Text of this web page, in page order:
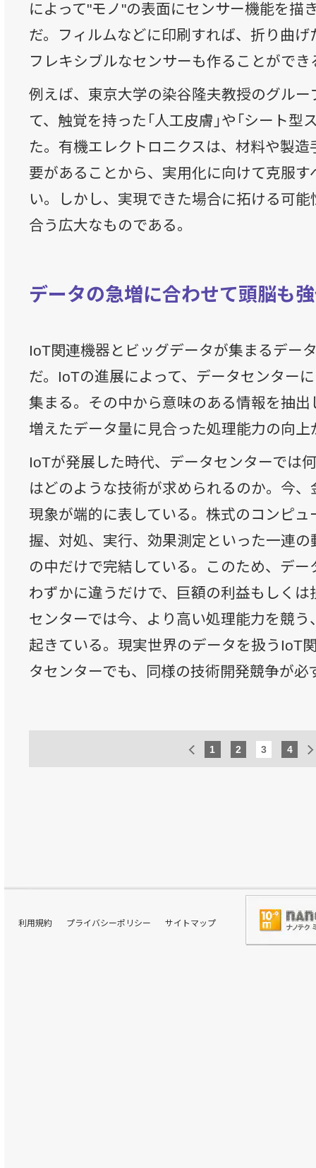
によって"モノ"の表面にセンサー機能を描
だ。フィルムなどに印刷すれば、折り曲
フレキシブルなセンサーも作ることができ
例えば、東京大学の染谷隆夫教授のグル
て、触覚を持った「人工皮膚」や「シート型
た。有機エレクトロニクスは、材料や製
要があることから、実用化に向けて克服
い。しかし、実現できた場合に拓ける可
合う広大なものである。
データの急増に合わせて頭脳も
IoT関連機器とビッグデータが集まるデー
だ。IoTの進展によって、データセンター
集まる。その中から意味のある情報を抽
増えたデータ量に見合った処理能力の向上
IoTが発展した時代、データセンターでは
はどのような技術が求められるのか。今
現象が端的に表している。株式のコンピ
握、対処、実行、効果測定といった一連
の中だけで完結している。このため、デ
わずかに違うだけで、巨額の利益もしく
センターでは今、より高い処理能力を競
起きている。現実世界のデータを扱うIoT
タセンターでも、同様の技術開発競争が必
1 2 3 4
利用規約 プライバシーポリシー サイトマップ